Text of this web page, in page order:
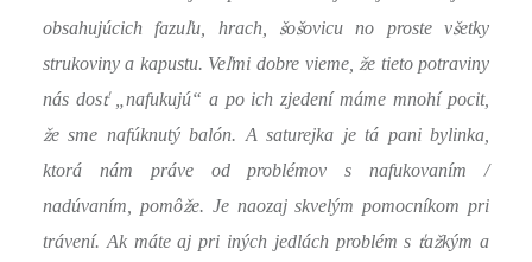
obsahujúcich fazuľu, hrach, šošovicu no proste všetky
strukoviny a kapustu. Veľmi dobre vieme, že tieto potraviny
nás dosť„nafukujú“ a po ich zjedení máme mnohí pocit,
že sme nafúknutý balón. A saturejka je tá pani bylinka,
ktorá nám práve od problémov s nafukovaním /
nadúvaním, pomôže. Je naozaj skvelým pomocníkom pri
trávení. Ak máte aj pri iných jedlách problém s ťažkým a